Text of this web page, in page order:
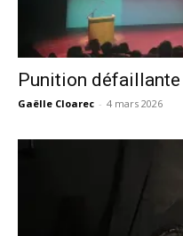
Punition défaillante
Gaëlle Cloarec - 4 mars 2026